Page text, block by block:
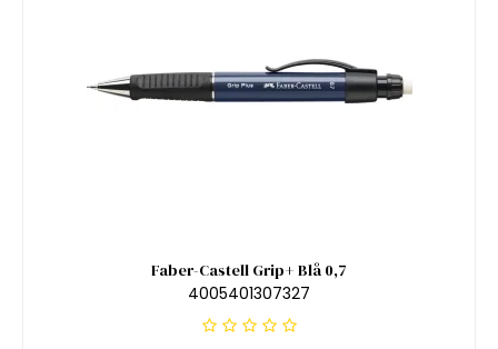
Faber-Castell Grip+ Blå 0,7
4005401307327